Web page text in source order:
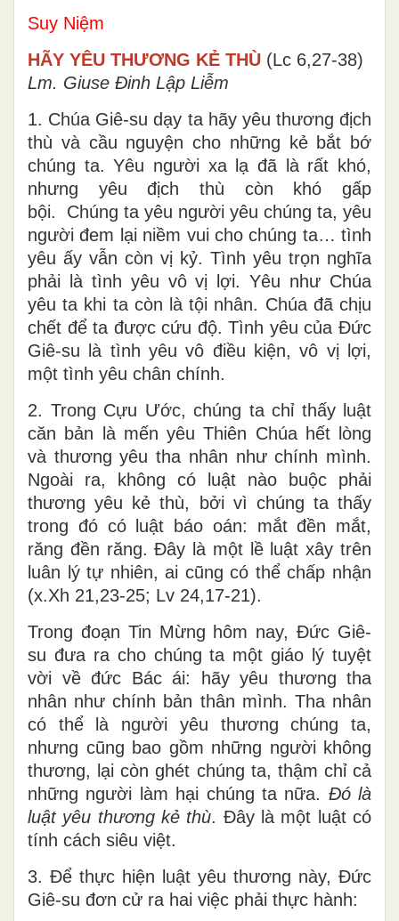
Suy Niệm
HÃY YÊU THƯƠNG KẺ THÙ (Lc 6,27-38)
Lm. Giuse Đinh Lập Liễm
1. Chúa Giê-su dạy ta hãy yêu thương địch
thù và cầu nguyện cho những kẻ bắt bớ
chúng ta. Yêu người xa lạ đã là rất khó,
nhưng yêu địch thù còn khó gấp
bội. Chúng ta yêu người yêu chúng ta, yêu
người đem lại niềm vui cho chúng ta… tình
yêu ấy vẫn còn vị kỷ. Tình yêu trọn nghĩa
phải là tình yêu vô vị lợi. Yêu như Chúa
yêu ta khi ta còn là tội nhân. Chúa đã chịu
chết để ta được cứu độ. Tình yêu của Đức
Giê-su là tình yêu vô điều kiện, vô vị lợi,
một tình yêu chân chính.
2. Trong Cựu Ước, chúng ta chỉ thấy luật
căn bản là mến yêu Thiên Chúa hết lòng
và thương yêu tha nhân như chính mình.
Ngoài ra, không có luật nào buộc phải
thương yêu kẻ thù, bởi vì chúng ta thấy
trong đó có luật báo oán: mắt đền mắt,
răng đền răng. Đây là một lề luật xây trên
luân lý tự nhiên, ai cũng có thể chấp nhận
(x.Xh 21,23-25; Lv 24,17-21).
Trong đoạn Tin Mừng hôm nay, Đức Giê-
su đưa ra cho chúng ta một giáo lý tuyệt
vời về đức Bác ái: hãy yêu thương tha
nhân như chính bản thân mình. Tha nhân
có thể là người yêu thương chúng ta,
nhưng cũng bao gồm những người không
thương, lại còn ghét chúng ta, thậm chỉ cả
những người làm hại chúng ta nữa. Đó là
luật yêu thương kẻ thù. Đây là một luật có
tính cách siêu việt.
3. Để thực hiện luật yêu thương này, Đức
Giê-su đơn cử ra hai việc phải thực hành: